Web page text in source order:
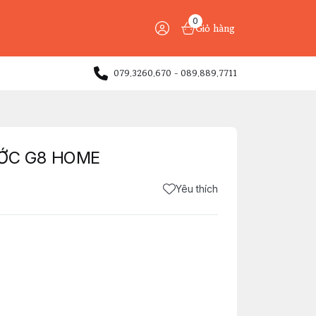
0
Giỏ hàng
079.3260.670 - 089.889.7711
G8 HOME
Yêu thích